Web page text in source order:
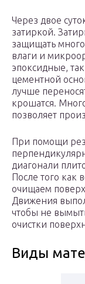
Через двое
затиркой.
защищать
влаги и
эпоксидные,
цементной
лучше
крошатся.
позволяет
При помощи
диагонали
После того как
очищаем
Движения
чтобы не
очистки
Виды